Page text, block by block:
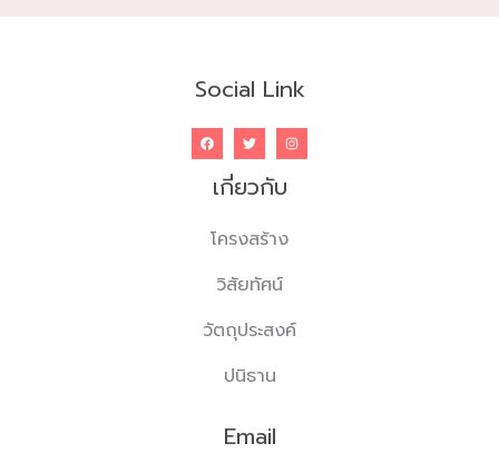
Social Link
เกี่ยวกับ
โครงสร้าง
วิสัยทัศน์
วัตถุประสงค์
ปนิธาน
Email